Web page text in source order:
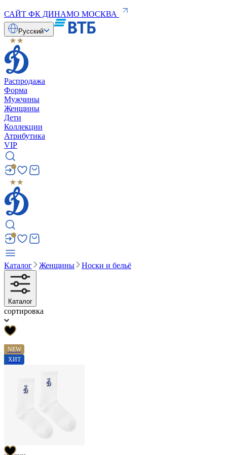
САЙТ ФК ДИНАМО МОСКВА
Русский
Распродажа
Форма
Мужчины
Женщины
Дети
Коллекции
Атрибутика
VIP
Каталог Женщины Носки и бельё
Каталог
сортировка
NEW
ХИТ